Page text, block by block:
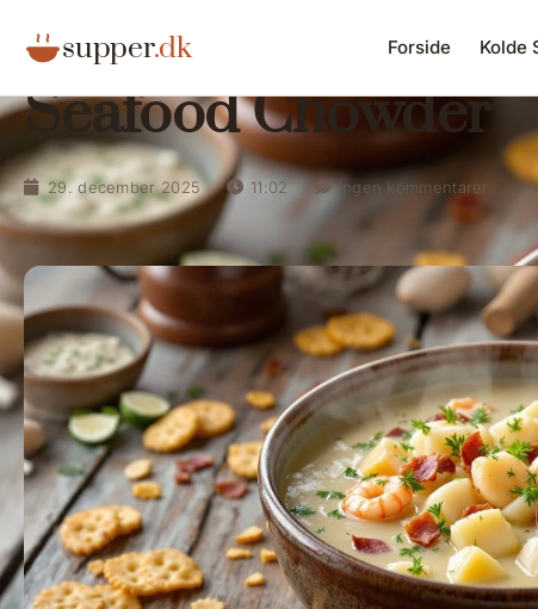
supper.dk Forside Kolde
Seafood Chowder
29. december 2025 11:02 Ingen kommentarer